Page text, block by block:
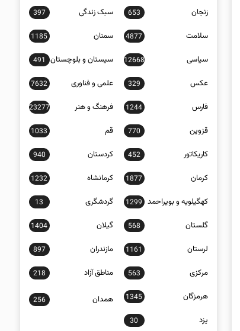
زنجان 653 سبک زندگی 397
سلامت 4877 سمنان 1185
سیاسی 12668 سیستان و بلوچستان 491
عکس 329 علمی و فناوری 7632
فارس 1244 فرهنگ و هنر 23277
قزوین 770 قم 1033
کاریکاتور 452 کردستان 940
کرمان 1877 کرمانشاه 1232
کهگیلویه و بویراحمد 1299 گردشگری 13
گلستان 568 گیلان 1404
لرستان 1161 مازندران 897
مرکزی 563 مناطق آزاد 218
هرمزگان 1345 همدان 256
یزد 30